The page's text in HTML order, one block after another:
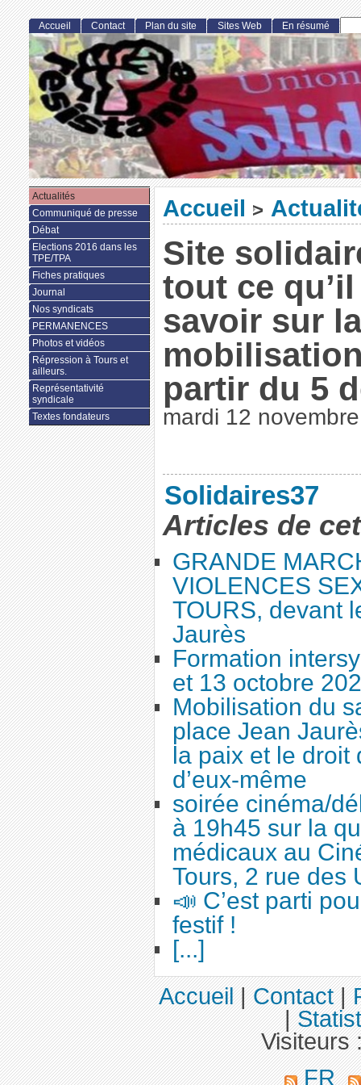
Accueil >
Site
tout ce
savoir sur la
partir du 5
mardi 12
Solidaires37
Articles de
GRANDE
VIOLENCES
TOURS, devant
Jaurès
Formation
et 13 octobre
Mobilisation du
place Jean
la paix et le
d’eux-même
soirée cinéma/
à 19h45 sur la
médicaux au
Tours, 2 rue des
📣 C’est parti
festif !
[...]
Accueil Contact Plan du site Sites Web En résumé
Actualités
Communiqué de presse
Débat
Elections 2016 dans les
TPE/TPA
Fiches pratiques
Journal
Nos syndicats
PERMANENCES
Photos et vidéos
Répression à Tours et
ailleurs.
Représentativité
syndicale
Textes fondateurs
Accueil|Contact|
|
Visiteurs
FR